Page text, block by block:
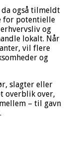
da også tilmeldt
for potentielle
og
lokalt. Når
vil flere
og
slagter eller
overblik over,
– til gavn